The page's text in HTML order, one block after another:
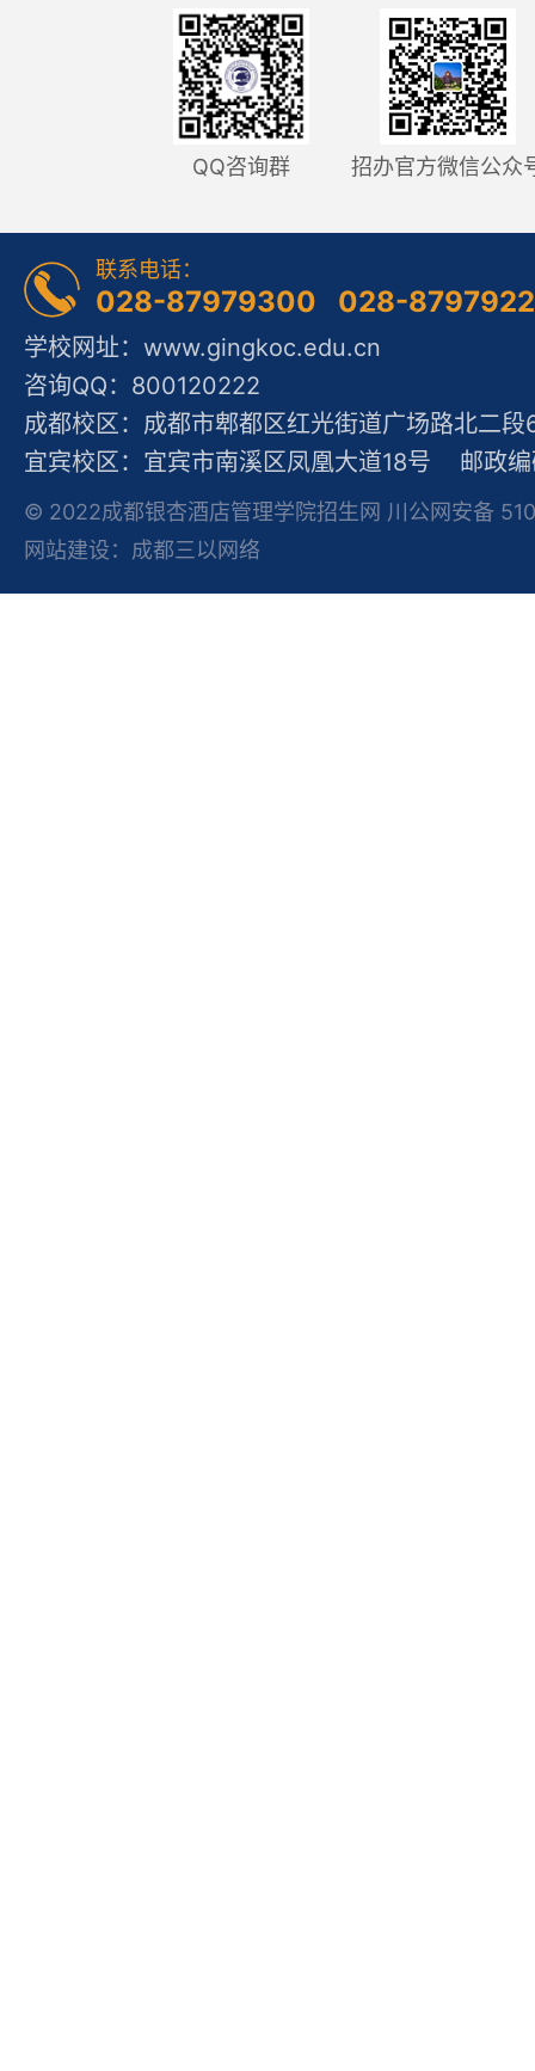
QQ咨询群 招办官方微信公众
联系电话：
028-87979300 028-
学校网址：www.gingkoc.edu.cn
咨询QQ：800120222
成都校区：成都市郫都区红光街道广场路北二
宜宾校区：宜宾市南溪区凤凰大道18号 邮政
© 2022成都银杏酒店管理学院招生网 川公网安备
网站建设：成都三以网络